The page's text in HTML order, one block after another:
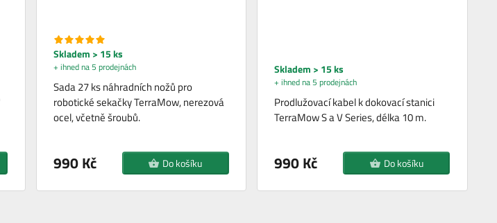
Skladem > 15 ks
+ ihned na 5 prodejnách
Sada 27 ks náhradních nožů pro
robotické sekačky TerraMow, nerezová
ocel, včetně šroubů.
990 Kč Do košíku
Skladem > 15 ks
+ ihned na 5 prodejnách
Prodlužovací kabel k dokovací stanici
TerraMow S a V Series, délka 10 m.
990 Kč Do košíku